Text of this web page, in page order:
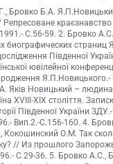
Бровко Б.А.
краєзнавство
1991.- С.56-59. 2. Бровко
биографических страниц
Південної
ювілейної
Я.П.Новицького.-
Яків Новицький –
XVIII-XIX століття.
Південної України
Вип.2.-С.156-160. 4.
О.М. Так
// Из прошлого
С.29-36. 5. Бровко А.С.,